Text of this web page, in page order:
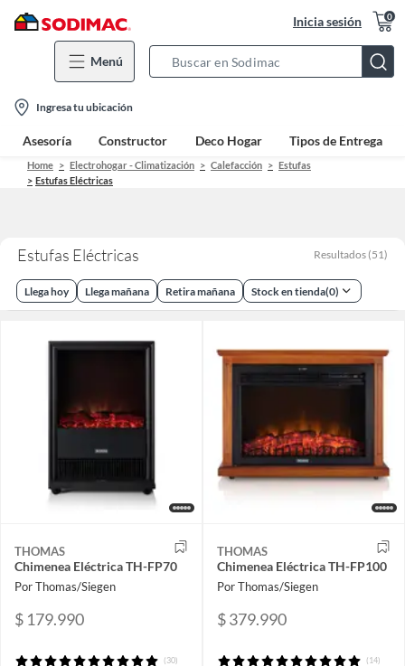
Inicia sesión 0
Menú
Bar
location-
icon
Ingresa tu ubicación
Asesoría Constructor Deco Hogar Tipos de Entrega
Home Electrohogar - Climatización Calefacción
Estufas
Estufas Eléctricas
Estufas Eléctricas Resultados (51)
Llega hoy Llega mañana Retira mañana Stock en tienda(0)
THOMAS
Chimenea Eléctrica TH-FP70
Por Thomas/Siegen
$ 179.990
(30)
THOMAS
Chimenea Eléctrica TH-FP100
Por Thomas/Siegen
$ 379.990
(14)